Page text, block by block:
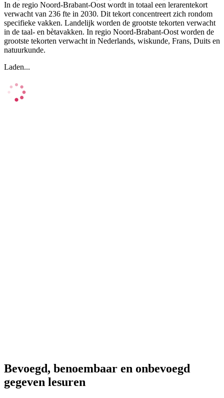
In de regio Noord-Brabant-Oost wordt in totaal een lerarentekort
verwacht van 236 fte in 2030. Dit tekort concentreert zich rondom
specifieke vakken. Landelijk worden de grootste tekorten verwacht
in de taal- en bètavakken. In regio Noord-Brabant-Oost worden de
grootste tekorten verwacht in Nederlands, wiskunde, Frans, Duits en
natuurkunde.
Laden...
Bevoegd, benoembaar en onbevoegd
gegeven lesuren